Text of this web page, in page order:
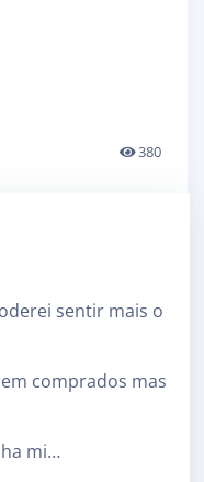
380
sentir mais o
comprados mas
mi…